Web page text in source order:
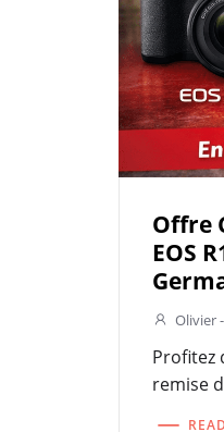
Offre
EOS
Olivier
Profitez
remise